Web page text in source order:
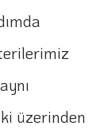
üzerinden